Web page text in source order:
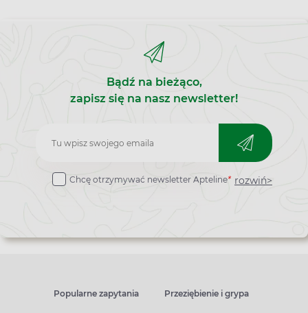
Bądź na bieżąco,
zapisz się na nasz newsletter!
Zapisz
do
Chcę otrzymywać newsletter Apteline* rozwiń>
Popularne zapytania Przeziębienie i grypa